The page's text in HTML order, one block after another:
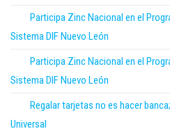
Participa Zinc Nacional en el
Sistema DIF Nuevo León
Participa Zinc Nacional en el
Sistema DIF Nuevo León
Regalar tarjetas no es hacer
Universal